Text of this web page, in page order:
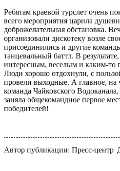
Ребятам краевой турслет очень
всего мероприятия царила
доброжелательная обстановка.
организовали дискотеку возле
присоединились и другие
танцевальный баттл. В
интересным, веселым и каким-
Люди хорошо отдохнули, с
провели выходные. А главное, на
команда Чайковского
заняла общекомандное первое
победителей!
Автор публикации: Пресс-центр